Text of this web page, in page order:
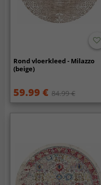
Rond vloerkleed - Milazzo
(beige)
59.99 € 84.99 €